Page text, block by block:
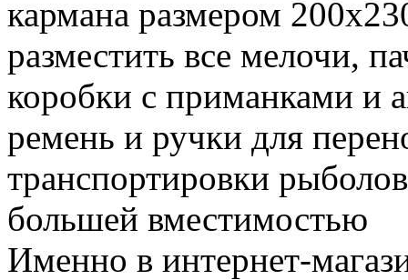
кармана размером
разместить все мелочи,
коробки с приманками и
ремень и ручки для
транспортировки
большей вместимостью
Именно в интернет-